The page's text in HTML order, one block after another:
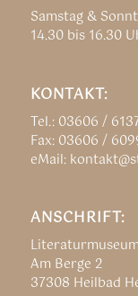
Samstag &
14.30 bis 16.30
KONTAKT:
Tel.: 03606 /
Fax: 03606 /
eMail:
ANSCHRIFT:
Am Berge 2
37308 Heilbad